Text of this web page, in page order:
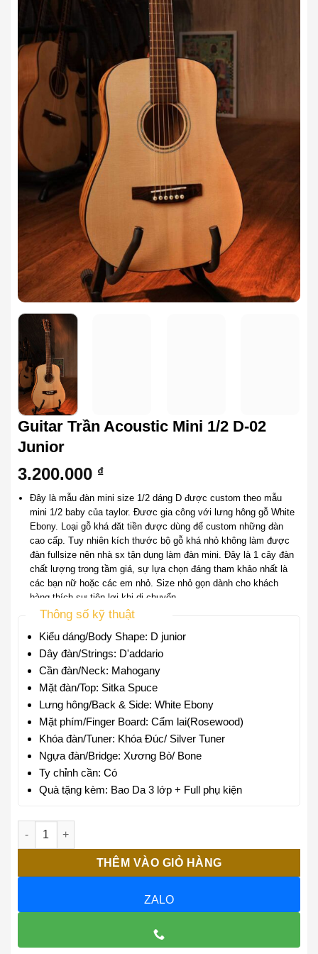
Guitar Trần Acoustic Mini 1/2 D-02
Junior
3.200.000 ₫
Đây là mẫu đàn mini size 1/2 dáng D được custom theo mẫu
mini 1/2 baby của taylor. Đươc gia công với lưng hông gỗ White
Ebony. Loại gỗ khá đăt tiền được dùng để custom những đàn
cao cấp. Tuy nhiên kích thước bộ gỗ khá nhỏ không làm được
đàn fullsize nên nhà sx tận dụng làm đàn mini. Đây là 1 cây đàn
chất lượng trong tầm giá, sự lựa chọn đáng tham khảo nhất là
các bạn nữ hoặc các em nhỏ. Size nhỏ gọn dành cho khách
hàng thích sự tiện lợi khi di chuyển.
Đặc trưng của dòng mini là nhỏ gọn dễ ôm thoải mái, đặc biệt
em nhỏ bấm thoải mái không sợ đau tay.
Thông số kỹ thuật
Kiểu dáng/Body Shape: D junior
Dây đàn/Strings: D'addario
Cần đàn/Neck: Mahogany
Mặt đàn/Top: Sitka Spuce
Lưng hông/Back & Side:White Ebony
Mặt phím/Finger Board:Cẩm lai(Rosewood)
Khóa đàn/Tuner: Khóa Đúc/ Silver Tuner
Ngựa đàn/Bridge:Xương Bò/ Bone
Ty chỉnh cần:Có
Quà tặng kèm: Bao Da 3 lớp + Full phụ kiện
Guitar Trần Acoustic Mini 1/2 D-02 Junior số lượng
THÊM VÀO GIỎ HÀNG
ZALO